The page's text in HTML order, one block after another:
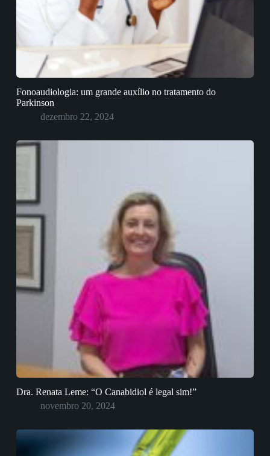
Fonoaudiologia: um grande auxílio no tratamento do
Parkinson
dezembro 22, 2024
Dra. Renata Leme: “O Canabidiol é legal sim!”
novembro 20, 2024